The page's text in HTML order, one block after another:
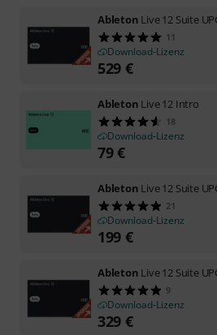
Ableton Live 12 Suite
11
Download-Lizenz
529 €
Ableton Live 12 Intro
18
Download-Lizenz
79€
Ableton Live 12 Suite
21
Download-Lizenz
199 €
Ableton Live 12 Suite
9
Download-Lizenz
329 €